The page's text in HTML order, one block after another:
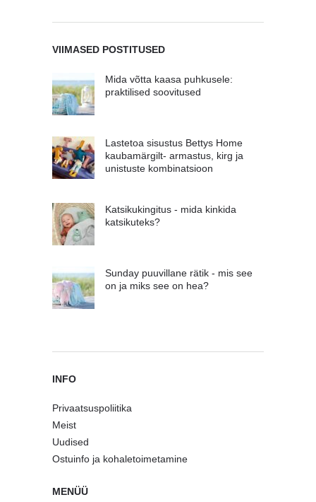
VIIMASED POSTITUSED
Mida võtta kaasa puhkusele:
praktilised soovitused
Lastetoa sisustus Bettys Home
kaubamärgilt- armastus, kirg ja
unistuste kombinatsioon
Katsikukingitus - mida kinkida
katsikuteks?
Sunday puuvillane rätik - mis see
on ja miks see on hea?
INFO
Privaatsuspoliitika
Meist
Uudised
Ostuinfo ja kohaletoimetamine
MENÜÜ